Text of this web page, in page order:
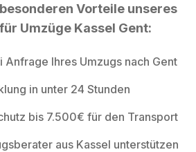
Vorteile unseres
Umzüge Kassel Gent:
Anfrage Ihres Umzugs nach Gent
in unter 24 Stunden
bis 7.500€ für den Transport
aus Kassel unterstützen